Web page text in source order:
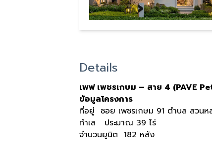
Details
เพฟ เพชรเกษม – สาย 4 (PAVE
ข้อมูลโครงการ
ที่อยู่ ซอย เพชรเกษม 91 ตำบล สวนห
ทำเล ประมาณ 39 ไร่
จำนวนยูนิต 182 หลัง